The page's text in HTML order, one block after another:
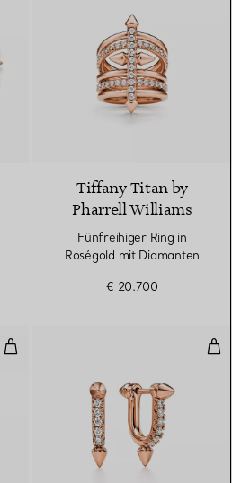
Tiffany Titan by
Pharrell Williams
Fünfreihiger Ring in
Roségold mit Diamanten
€ 20.700
East West Anhänger in